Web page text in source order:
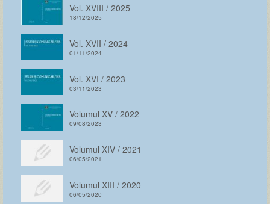
Vol. XVIII / 2025
18/12/2025
Vol. XVII / 2024
01/11/2024
Vol. XVI / 2023
03/11/2023
Volumul XV / 2022
09/08/2023
Volumul XIV / 2021
06/05/2021
Volumul XIII / 2020
06/05/2020